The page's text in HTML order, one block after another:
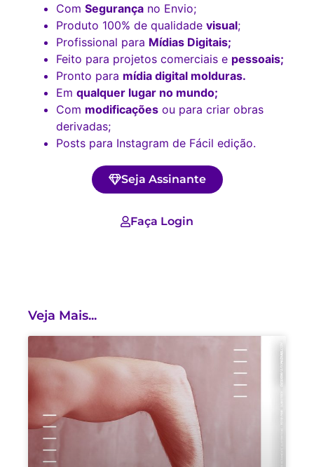
Com Segurança no Envio;
Produto 100% de qualidade visual;
Profissional para Mídias Digitais;
Feito para projetos comerciais e pessoais;
Pronto para mídia digital molduras.
Em qualquer lugar no mundo;
Com modificações ou para criar obras
derivadas;
Posts para Instagram de Fácil edição.
Seja Assinante
Faça Login
Veja Mais...